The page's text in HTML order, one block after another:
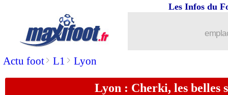
Actu foot> L1 > Lyon
Les Infos du
Lyon : Cherki, les belles
Milan: les mots d'Ibrahimovic pour
26/05 Real
26/05 PSG: Lizarazu juge le passage de